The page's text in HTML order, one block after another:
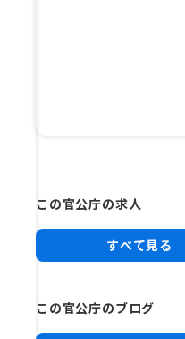
この官公庁の求人
すべて見る
この官公庁のブログ